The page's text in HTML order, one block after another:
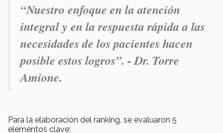
“Nuestro enfoque en la atención
integral y en la respuesta rápida a las
necesidades de los pacientes hacen
posible estos logros”. - Dr. Torre
Amione.
Para la elaboración del ranking, se evaluaron 5
elementos clave: